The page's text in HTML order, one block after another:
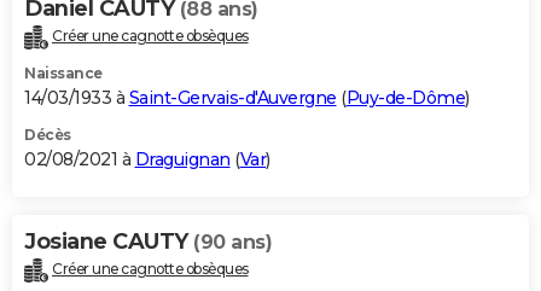
Daniel CAUTY (88 ans)
Créer une cagnotte obsèques
Naissance
14/03/1933 à Saint-Gervais-d'Auvergne (Puy-de-Dôme)
Décès
02/08/2021 à Draguignan (Var)
Josiane CAUTY (90 ans)
Créer une cagnotte obsèques